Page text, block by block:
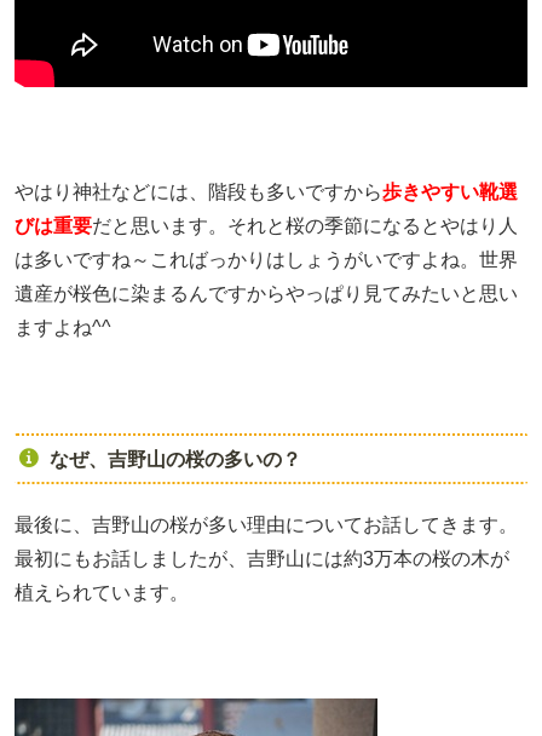
やはり神社などには、階段も多いですから歩きやすい靴選
びは重要だと思います。それと桜の季節になるとやはり人
は多いですね～こればっかりはしょうがいですよね。世界
遺産が桜色に染まるんですからやっぱり見てみたいと思い
ますよね^^
なぜ、吉野山の桜の多いの？
最後に、吉野山の桜が多い理由についてお話してきます。
最初にもお話しましたが、吉野山には約3万本の桜の木が
植えられています。